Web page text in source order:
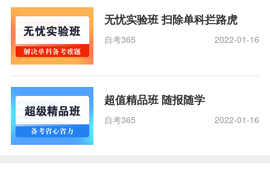
无忧实验班 扫除单科拦路虎
自考365 2022-01-16
超值精品班 随报随学
自考365 2022-01-16